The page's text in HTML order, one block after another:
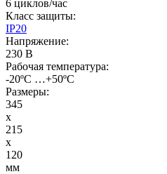
6 циклов/час
Класс защиты:
IP20
Напряжение:
230 В
Рабочая температура:
-20ºС …+50ºС
Размеры:
345
x
215
x
120
мм